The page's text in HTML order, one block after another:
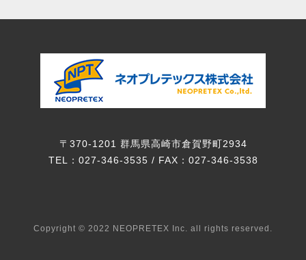
〒370-1201 群馬県高崎市倉賀野町2934
TEL：027-346-3535 / FAX：027-346-3538
Copyright © 2022 NEOPRETEX Inc. all rights reserved.